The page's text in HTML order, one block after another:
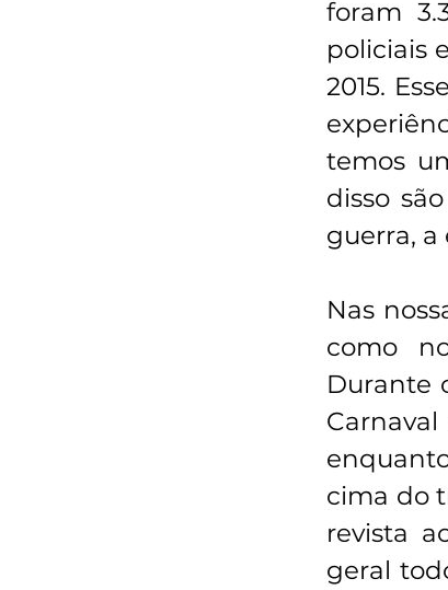
foram
policiais
2015.
temos
disso
guerra, a
Nas
como
Durante
cima do
revista
geral